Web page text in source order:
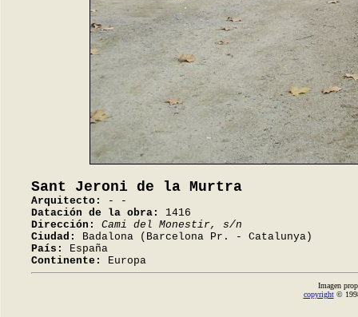
Sant Jeroni de la Murtra
Arquitecto:
- -
Datación de la obra:
1416
Dirección:
Cami del Monestir, s/n
Ciudad:
Badalona (Barcelona Pr. - Catalunya)
País:
España
Continente:
Europa
Imagen
copyright©